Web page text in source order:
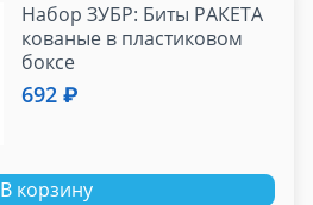
Набор ЗУБР: Биты РАКЕТА
кованые в пластиковом
боксе
692 ₽
В корзину